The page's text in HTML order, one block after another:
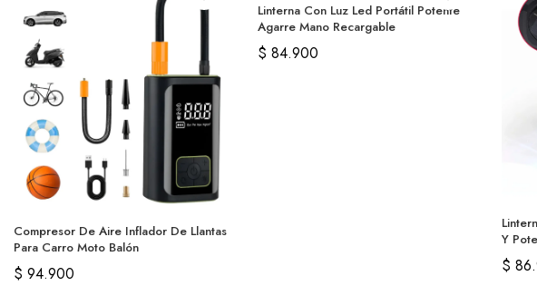
Compresor De Aire Inflador De Llantas
Para Carro Moto Balón
$ 94.900
Linterna Con Luz Led Portátil Potente
Agarre Mano Recargable
$ 84.900
Y
$